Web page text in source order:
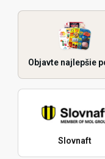
Objavte najlepšie
Slovnaft